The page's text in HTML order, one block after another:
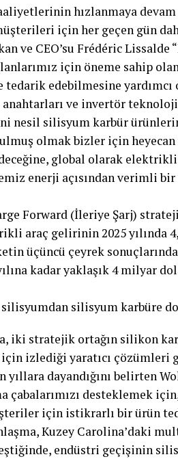
hızlanmaya
için her geçen gün
ve CEO’su Frédéric Lissalde
için öneme sahip
edebilmesine yardımcı
anahtarları ve invertör
nesil silisyum karbür
olmak bizler için
global olarak elektrikli
enerji açısından verimli
Forward (İleriye Şarj)
araç gelirinin 2025 yılında
üçüncü çeyrek
kadar yaklaşık 4 milyar
silisyum karbüre
iki stratejik ortağın silikon
izlediği yaratıcı çözümleri
yıllara dayandığını belirten
çabalarımızı desteklemek
için istikrarlı bir ürün
Kuzey Carolina’daki
endüstri geçişinin